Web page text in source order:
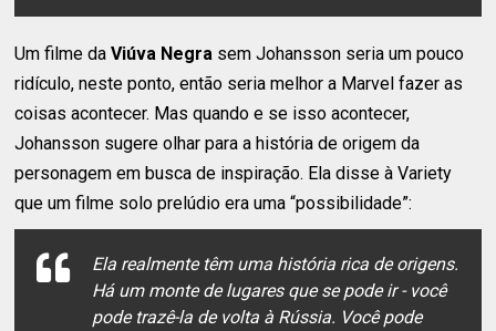
Um filme daViúva Negra sem Johansson seria um pouco
ridículo, neste ponto, então seria melhor a Marvel fazer as
coisas acontecer. Mas quando e se isso acontecer,
Johansson sugere olhar para a história de origem da
personagem em busca de inspiração. Ela disse à Variety
que um filme solo prelúdio era uma “possibilidade”:
Ela realmente têm uma história rica de origens.
Há um monte de lugares que se pode ir - você
pode trazê-la de volta à Rússia. Você pode